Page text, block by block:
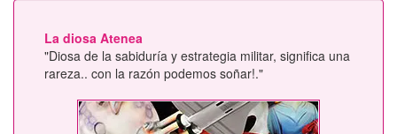
La diosa Atenea
"Diosa de la sabiduría y estrategia militar, significa una
rareza.. con la razón podemos soñar!."